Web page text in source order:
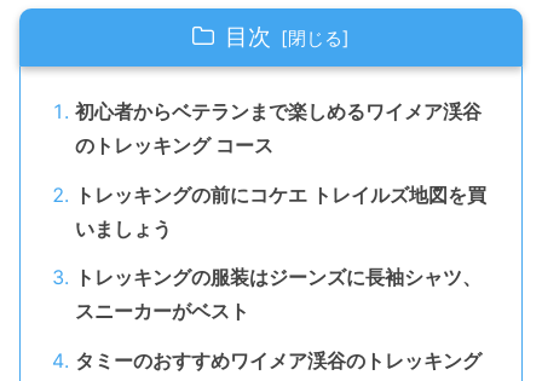
目次
初心者からベテランまで楽しめるワイメア渓谷
のトレッキング コース
トレッキングの前にコケエ トレイルズ地図を買
いましょう
トレッキングの服装はジーンズに長袖シャツ、
スニーカーがベスト
タミーのおすすめワイメア渓谷のトレッキング